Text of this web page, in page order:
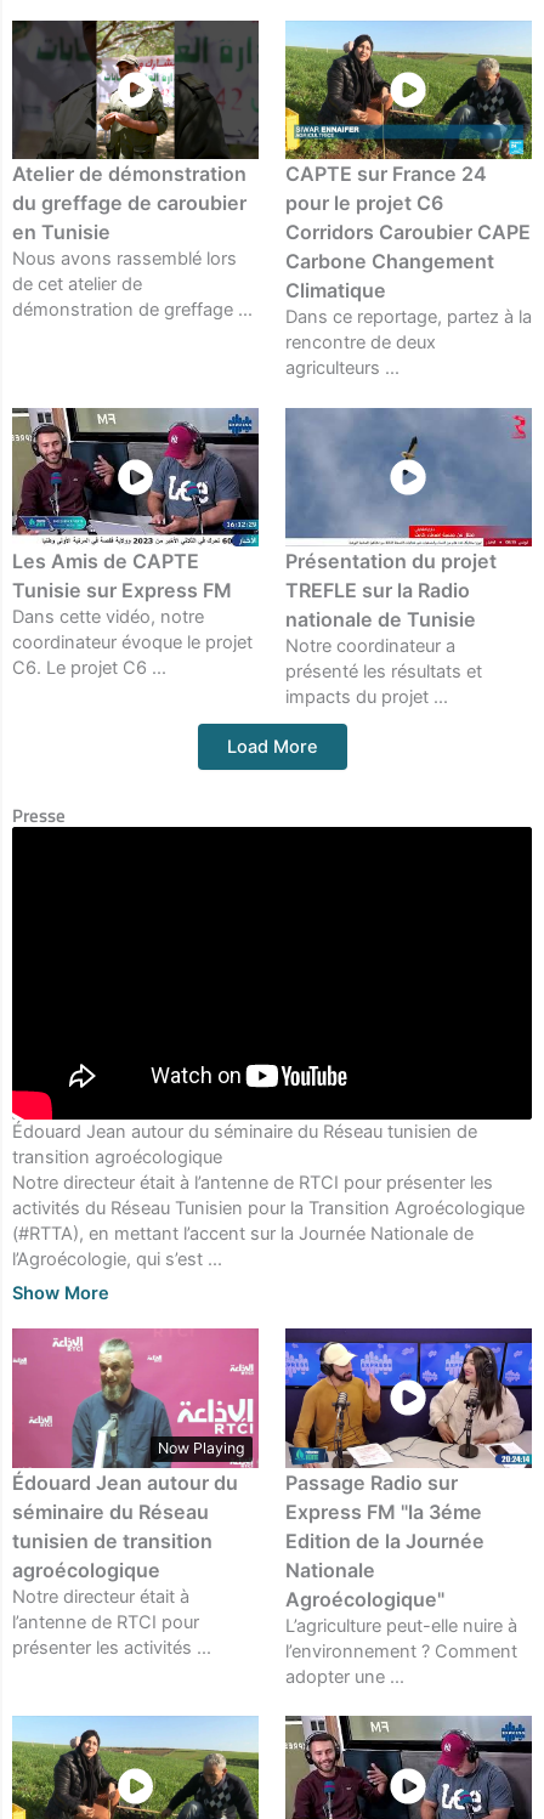
Atelier de démonstration
du greffage de caroubier
en Tunisie
Nous avons rassemblé lors
de cet atelier de
démonstration de greffage ...
CAPTE sur France 24
pour le projet C6
Corridors Caroubier CAPE
Carbone Changement
Climatique
Dans ce reportage, partez à la
rencontre de deux
agriculteurs ...
Les Amis de CAPTE
Tunisie sur Express FM
Dans cette vidéo, notre
coordinateur évoque le projet
C6. Le projet C6 ...
Présentation du projet
TREFLE sur la Radio
nationale de Tunisie
Notre coordinateur a
présenté les résultats et
impacts du projet ...
Load More
Presse
Édouard Jean autour du séminaire du Réseau tunisien de
transition agroécologique
Notre directeur était à l’antenne de RTCI pour présenter les
activités du Réseau Tunisien pour la Transition Agroécologique
(#RTTA), en mettant l’accent sur la Journée Nationale de
l’Agroécologie, qui s’est ...
Show More
Now Playing
Édouard Jean autour du
séminaire du Réseau
tunisien de transition
agroécologique
Notre directeur était à
l’antenne de RTCI pour
présenter les activités ...
Passage Radio sur
Express FM "la 3éme
Edition de la Journée
Nationale
Agroécologique"
L’agriculture peut-elle nuire à
l’environnement ? Comment
adopter une ...